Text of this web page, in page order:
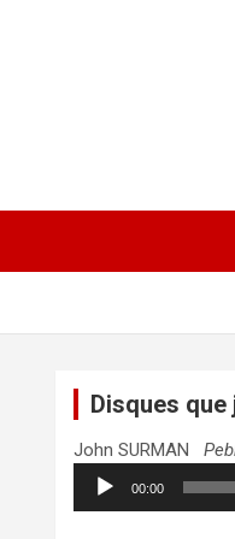
Disques que
John SURMAN
Lecteur
audio
00:00